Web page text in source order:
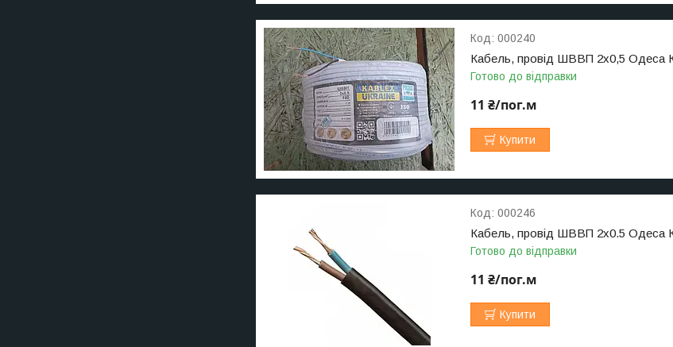
000240
Кабель, провід ШВВП 2х0,5 Одеса
Готово до відправки
11 ₴/пог.м
Купити
000246
Кабель, провід ШВВП 2х0.5
Готово до відправки
11 ₴/пог.м
Купити